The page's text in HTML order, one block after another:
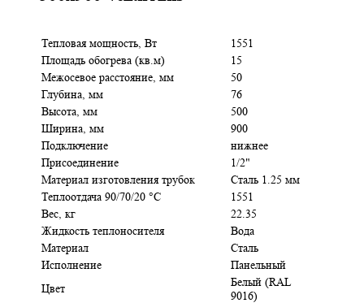
Тепловая мощность, Вт
1551
Площадь обогрева (кв.м)
15
Межосевое расстояние, мм
50
Глубина, мм
76
Высота, мм
500
Ширина, мм
900
Подключение
нижнее
Присоединение
1/2"
Материал изготовления трубок
Сталь 1.25 мм
Теплоотдача 90/70/20 °C
1551
Вес, кг
22.35
Жидкость теплоносителя
Вода
Материал
Сталь
Исполнение
Панельный
Цвет
Белый (RAL
9016)